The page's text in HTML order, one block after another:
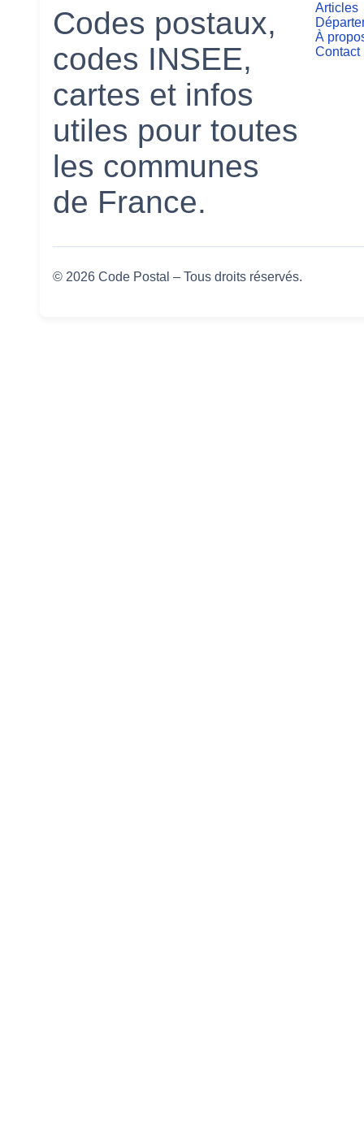
Codes postaux,
codes INSEE,
cartes et infos
utiles pour toutes
les communes
de France.
Articles
À
Contact
© 2026 Code Postal – Tous droits réservés.